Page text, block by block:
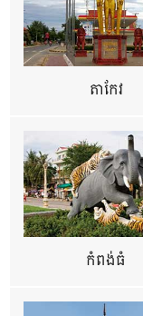
តាកែវ
កំពង់ធំ